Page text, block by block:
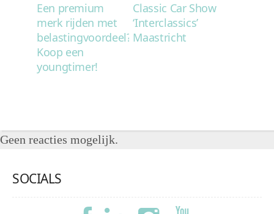
Een premium
merk rijden met
belastingvoordeel?
Koop een
youngtimer!
Classic Car Show
‘Interclassics’
Maastricht
Geen reacties mogelijk.
SOCIALS